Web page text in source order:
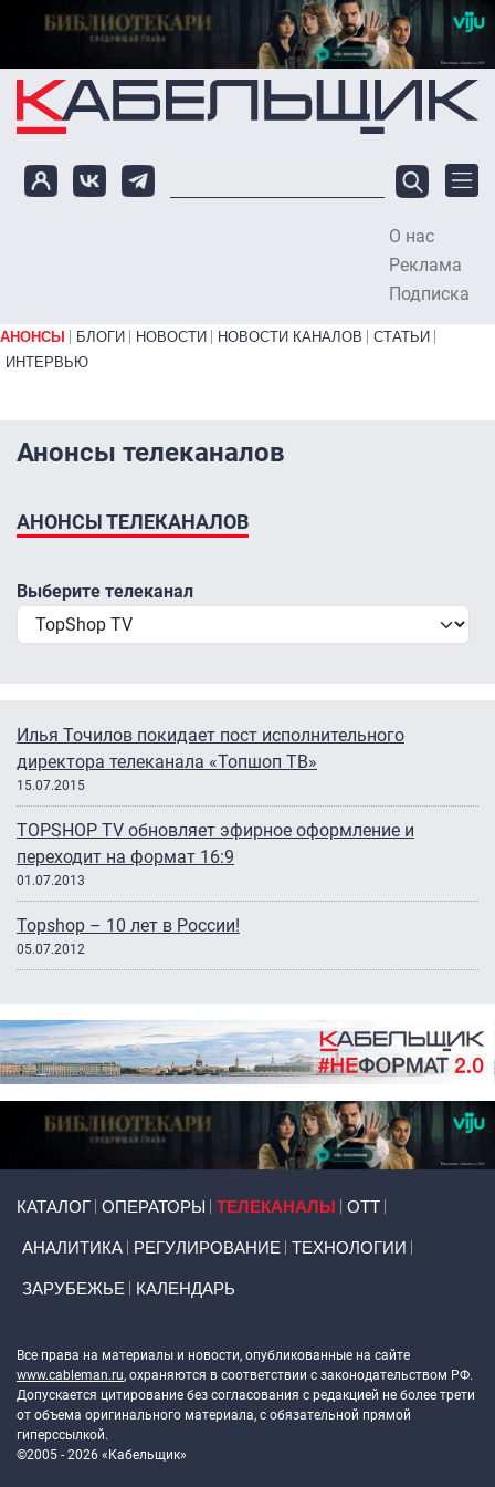
Перейти к основному содержанию
О нас
Реклама
Подписка
Primary links bottom
АНОНСЫ БЛОГИ НОВОСТИ НОВОСТИ КАНАЛОВ
СТАТЬИ
ИНТЕРВЬЮ
Анонсы телеканалов
АНОНСЫ ТЕЛЕКАНАЛОВ
Выберите телеканал
Илья Точилов покидает пост исполнительного
директора телеканала «Топшоп ТВ»
15.07.2015
TOPSHOP TV обновляет эфирное оформление и
переходит на формат 16:9
01.07.2013
Topshop – 10 лет в России!
05.07.2012
КАТАЛОГ ОПЕРАТОРЫ ТЕЛЕКАНАЛЫ ОТТ
АНАЛИТИКА РЕГУЛИРОВАНИЕ ТЕХНОЛОГИИ
ЗАРУБЕЖЬЕ КАЛЕНДАРЬ
Все права на материалы и новости, опубликованные на сайте
www.cableman.ru, охраняются в соответствии с законодательством РФ.
Допускается цитирование без согласования с редакцией не более трети
от объема оригинального материала, с обязательной прямой
гиперссылкой.
©2005 - 2026 «Кабельщик»